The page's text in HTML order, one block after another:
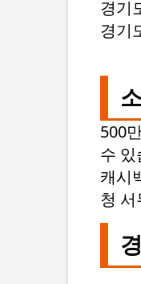
경기
경기
500
수
캐시
청